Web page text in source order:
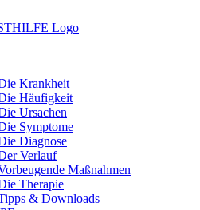
Krankheit
Häufigkeit
Ursachen
Symptome
Diagnose
Verlauf
Maßnahmen
Therapie
& Downloads